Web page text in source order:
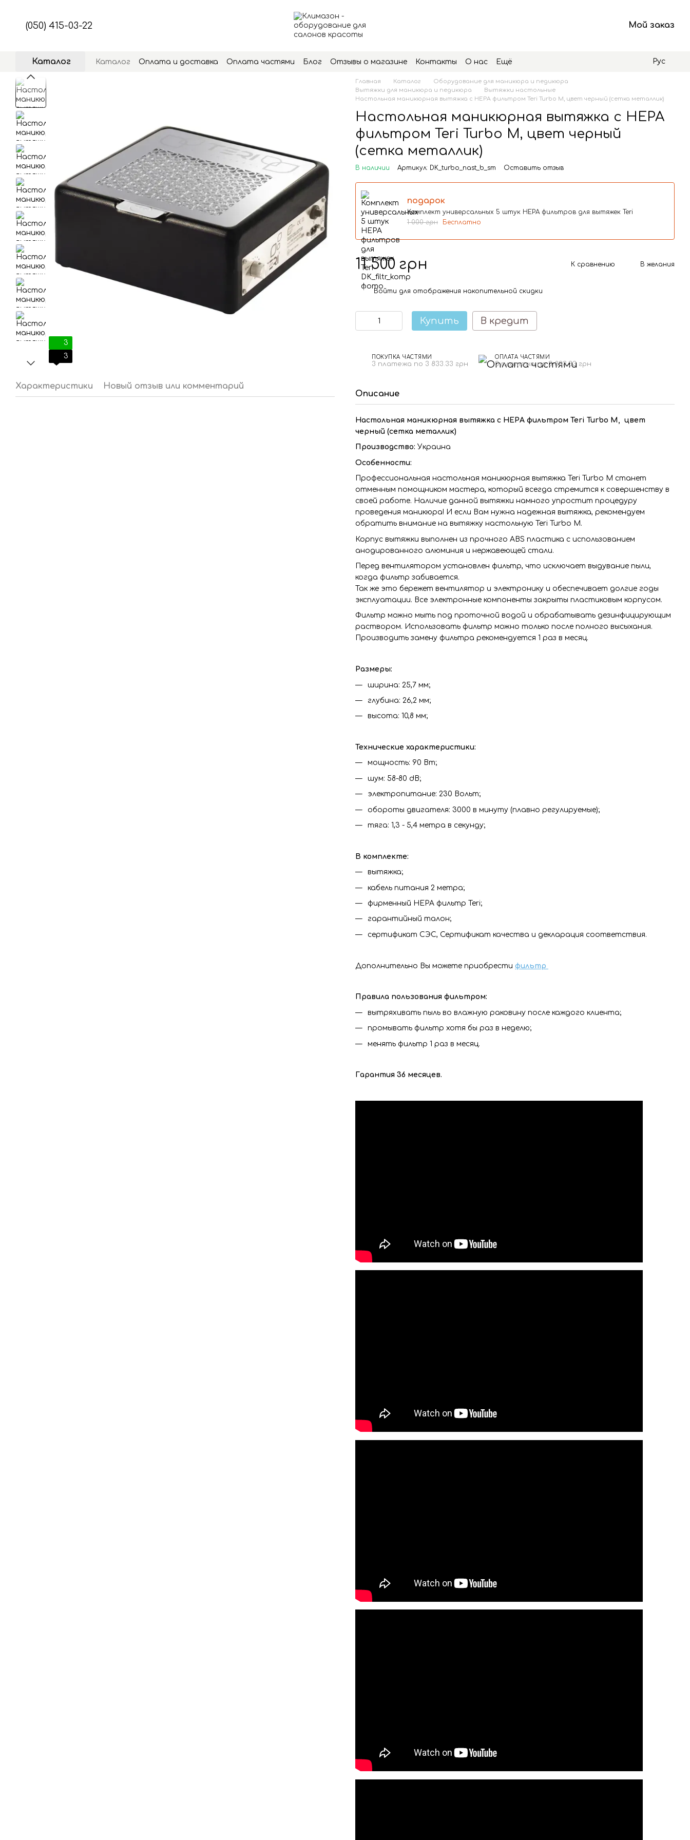
(050) 415-03-22 Мой заказ
Каталог Каталог Оплата и доставка Оплата частями Блог Отзывы о магазине Контакты О нас Ещё Рус
3
3
Характеристики Новый отзыв или комментарий
Главная Каталог
Оборудование для маникюра и педикюра
Вытяжки для маникюра и педикюра
Вытяжки настольные
Настольная маникюрная вытяжка с HEPA фильтром Teri Turbo M, цвет черный (сетка металлик)
Настольная маникюрная вытяжка с HEPA
фильтром Teri Turbo M, цвет черный
(сетка металлик)
В наличии Артикул: DK_turbo_nast_b_sm Оставить отзыв
подарок
Комплект универсальных 5 штук HEPA фильтров для вытяжек Teri
1 000 грн
Бесплатно
11 500 грн К сравнению В желания
% Войти для отображения накопительной скидки
Купить В кредит
ПОКУПКА ЧАСТЯМИ
3 платежа по 3 833.33 грн
ОПЛАТА ЧАСТЯМИ
3 платежа по 3 833.33 грн
Описание
Настольная маникюрная вытяжка с HEPA фильтром Teri Turbo M, цвет
черный (сетка металлик)
Производство: Украина
Особенности:
Профессиональная настольная маникюрная вытяжка Teri Turbo M станет
отменным помощником мастера, который всегда стремится к совершенству в
своей работе. Наличие данной вытяжки намного упростит процедуру
проведения маникюра! И если Вам нужна надежная вытяжка, рекомендуем
обратить внимание на вытяжку настольную Teri Turbo M.
Корпус вытяжки выполнен из прочного ABS пластика с использованием
анодированного алюминия и нержавеющей стали.
Перед вентилятором установлен фильтр, что исключает выдувание пыли,
когда фильтр забивается.
Так же это бережет вентилятор и электронику и обеспечивает долгие годы
эксплуатации. Все электронные компоненты закрыты пластиковым корпусом.
Фильтр можно мыть под проточной водой и обрабатывать дезинфицирующим
раствором. Использовать фильтр можно только после полного высыхания.
Производить замену фильтра рекомендуется 1 раз в месяц.
Размеры:
ширина: 25,7 мм;
глубина: 26,2 мм;
высота: 10,8 мм;
Технические характеристики:
мощность: 90 Вт;
шум: 58-80 dB;
электропитание: 230 Вольт;
обороты двигателя: 3000 в минуту (плавно регулируемые);
тяга: 1,3 - 5,4 метра в секунду;
В комплекте:
вытяжка;
кабель питания 2 метра;
фирменный HEPA фильтр Teri;
гарантийный талон;
сертификат СЭС, Сертификат качества и декларация соответствия.
Дополнительно Вы можете приобрести фильтр
Правила пользования фильтром:
вытряхивать пыль во влажную раковину после каждого клиента;
промывать фильтр хотя бы раз в неделю;
менять фильтр 1 раз в месяц.
Гарантия 36 месяцев.